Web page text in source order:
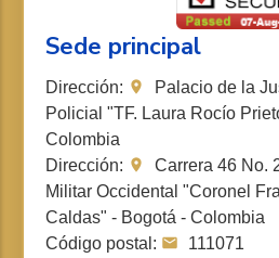
Sede principal
Dirección:
Palacio de la
Policial "TF. Laura Rocío
Colombia
Dirección:
Carrera 46 No.
Militar Occidental "Coronel
Caldas" - Bogotá - Colombia
Código postal:
111071